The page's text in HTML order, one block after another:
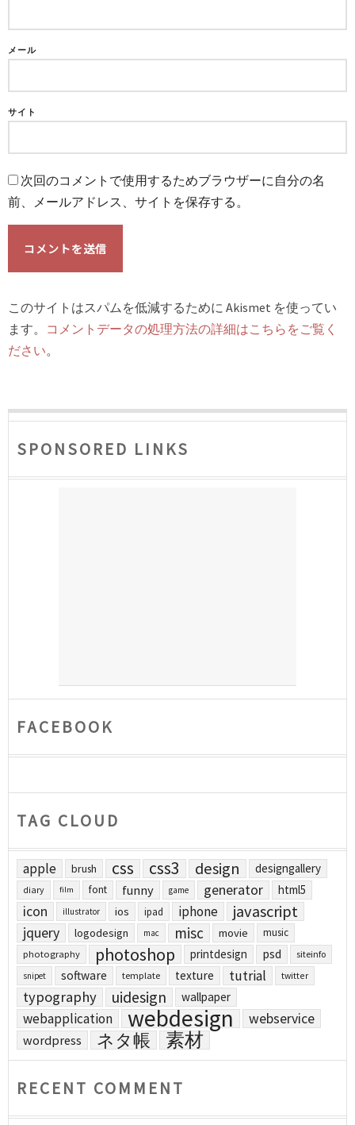
メール
サイト
次回のコメントで使用するためブラウザーに自分の名
前、メールアドレス、サイトを保存する。
このサイトはスパムを低減するために Akismet を使ってい
ます。 コメントデータの処理方法の詳細はこちらをご覧く
ださい。
SPONSORED LINKS
FACEBOOK
TAG CLOUD
apple brush css css3 design designgallery
diary film font funny game generator html5
icon illustrator ios ipad iphone javascript
jquery logodesign mac misc movie music
photography photoshop printdesign psd siteinfo
snipet software template texture tutrial twitter
typography uidesign wallpaper
webapplication webdesign webservice
wordpress ネタ帳 素材
RECENT COMMENT